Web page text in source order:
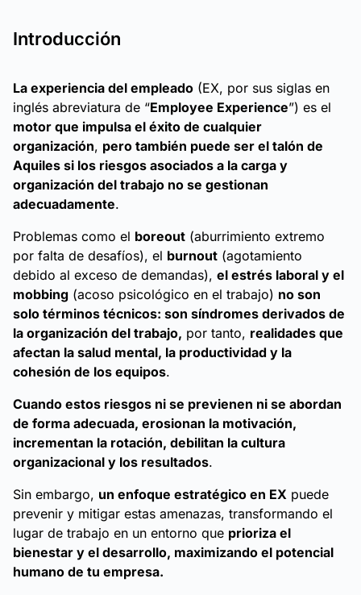
Introducción
La experiencia del empleado (EX, por sus siglas en
inglés abreviatura de “Employee Experience”) es el
motor que impulsa el éxito de cualquier
organización, pero también puede ser el talón de
Aquiles si los riesgos asociados a la carga y
organización del trabajo no se gestionan
adecuadamente.
Problemas como el boreout (aburrimiento extremo
por falta de desafíos), el burnout (agotamiento
debido al exceso de demandas), el estrés laboral y el
mobbing (acoso psicológico en el trabajo) no son
solo términos técnicos: son síndromes derivados de
la organización del trabajo, por tanto, realidades que
afectan la salud mental, la productividad y la
cohesión de los equipos.
Cuando estos riesgos ni se previenen ni se abordan
de forma adecuada, erosionan la motivación,
incrementan la rotación, debilitan la cultura
organizacional y los resultados.
Sin embargo, un enfoque estratégico en EX puede
prevenir y mitigar estas amenazas, transformando el
lugar de trabajo en un entorno que prioriza el
bienestar y el desarrollo, maximizando el potencial
humano de tu empresa.